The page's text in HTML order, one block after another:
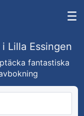
Lilla Essingen
fantastiska